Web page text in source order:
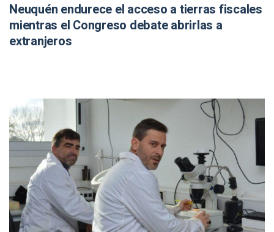
Neuquén endurece el acceso a tierras fiscales
mientras el Congreso debate abrirlas a
extranjeros